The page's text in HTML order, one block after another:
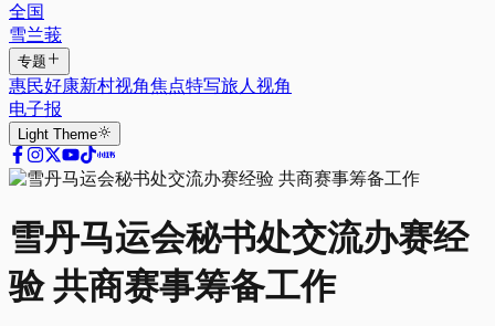
全国
雪兰莪
专题
惠民好康新村视角焦点特写旅人视角
电子报
Light Theme
雪丹马运会秘书处交流办赛经
验 共商赛事筹备工作